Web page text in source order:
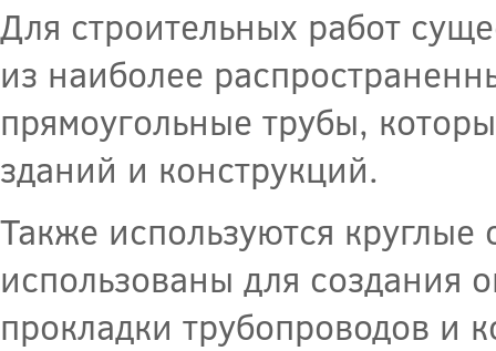
Для строительных работ
из наиболее
прямоугольные трубы,
зданий и конструкций.
Также используются
использованы для создания
прокладки трубопроводов и